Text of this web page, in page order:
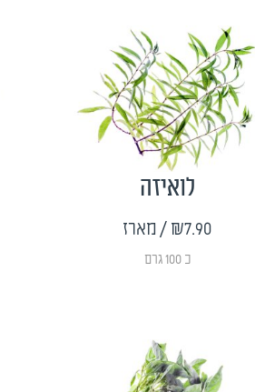
לואיזה
₪7.90/ מארז
כ 100 גרם